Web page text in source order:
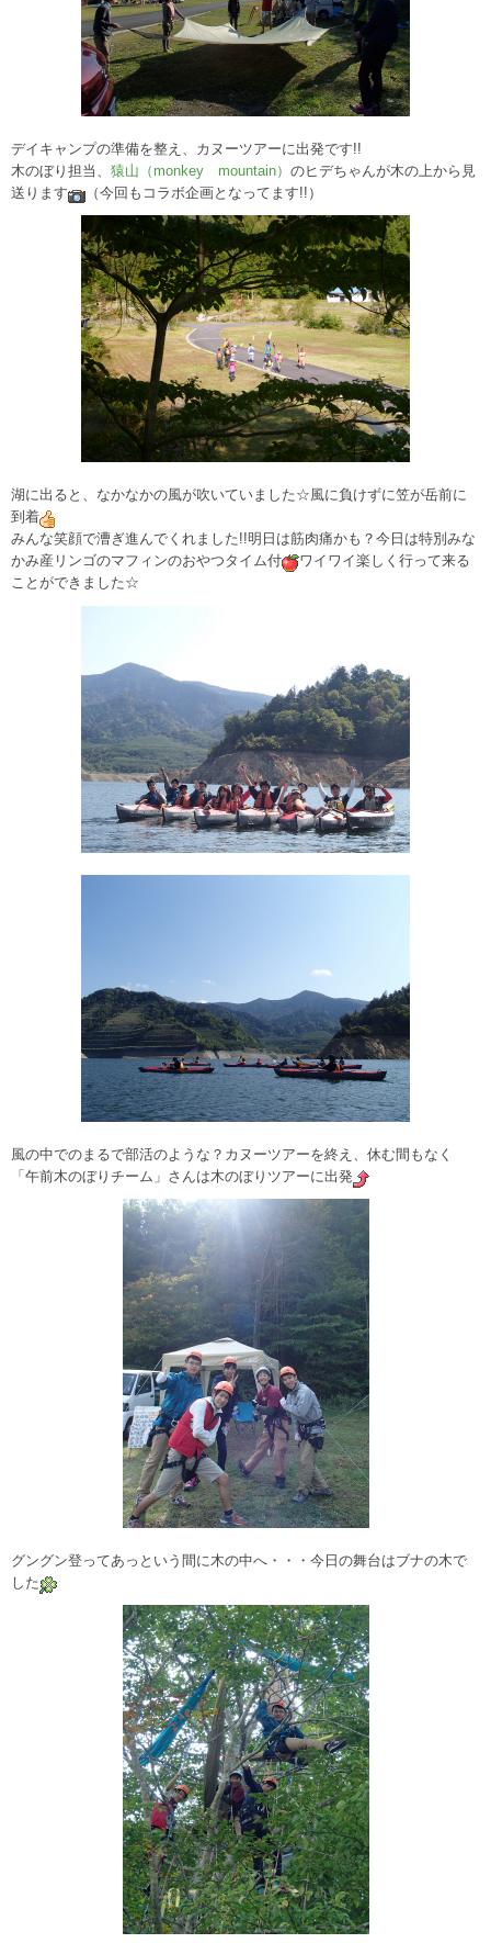
デイキャンプの準備を整え、カヌーツアーに出発です!!
木のぼり担当、 猿山（monkey mountain） のヒデちゃんが木の上から見
送ります
（今回もコラボ企画となってます!!）
湖に出ると、なかなかの風が吹いていました☆風に負けずに笠が岳前に
到着
みんな笑顔で漕ぎ進んでくれました!!明日は筋肉痛かも？今日は特別みな
かみ産リンゴのマフィンのおやつタイム付
ワイワイ楽しく行って来る
ことができました☆
風の中でのまるで部活のような？カヌーツアーを終え、休む間もなく
「午前木のぼりチーム」さんは木のぼりツアーに出発
グングン登ってあっという間に木の中へ・・・今日の舞台はブナの木で
した